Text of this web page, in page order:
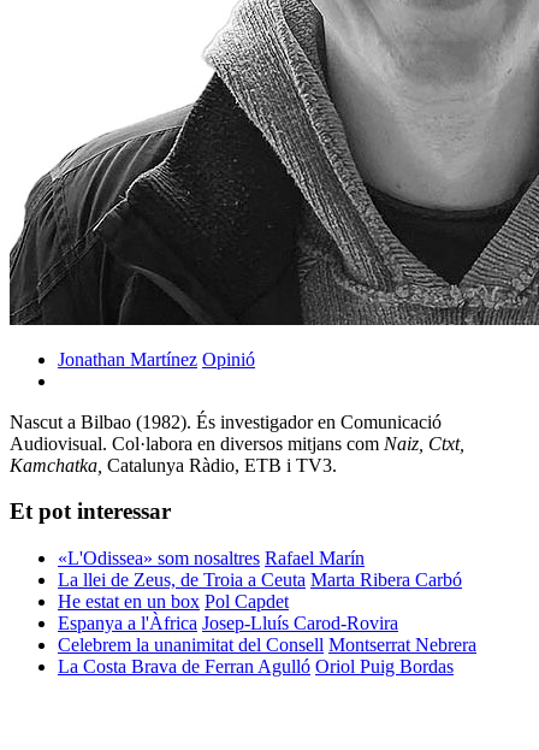
Jonathan Martínez Opinió
Nascut a Bilbao (1982). És investigador en Comunicació
Audiovisual. Col·labora en diversos mitjans com Naiz, Ctxt,
Kamchatka, Catalunya Ràdio, ETB i TV3.
Et pot interessar
«L'Odissea» som nosaltres Rafael Marín
La llei de Zeus, de Troia a Ceuta Marta Ribera Carbó
He estat en un box Pol Capdet
Espanya a l'Àfrica Josep-Lluís Carod-Rovira
Celebrem la unanimitat del Consell Montserrat Nebrera
La Costa Brava de Ferran Agulló Oriol Puig Bordas